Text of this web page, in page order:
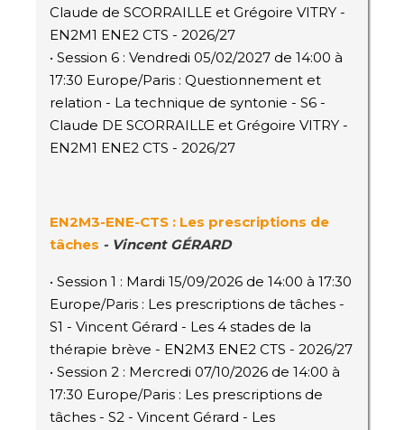
Claude de SCORRAILLE et Grégoire VITRY -
EN2M1 ENE2 CTS - 2026/27
• Session 6 : Vendredi 05/02/2027 de 14:00 à
17:30 Europe/Paris : Questionnement et
relation - La technique de syntonie - S6 -
Claude DE SCORRAILLE et Grégoire VITRY -
EN2M1 ENE2 CTS - 2026/27
EN2M3-ENE-CTS : Les prescriptions de
tâches -Vincent GÉRARD
• Session 1 : Mardi 15/09/2026 de 14:00 à 17:30
Europe/Paris : Les prescriptions de tâches -
S1 - Vincent Gérard - Les 4 stades de la
thérapie brève - EN2M3 ENE2 CTS - 2026/27
• Session 2 : Mercredi 07/10/2026 de 14:00 à
17:30 Europe/Paris : Les prescriptions de
tâches - S2 - Vincent Gérard - Les